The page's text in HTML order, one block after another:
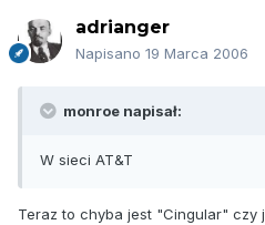
adrianger
Napisano 19 Marca 2006
monroe napisał:
W sieci AT&T
Teraz to chyba jest "Cingular" czy